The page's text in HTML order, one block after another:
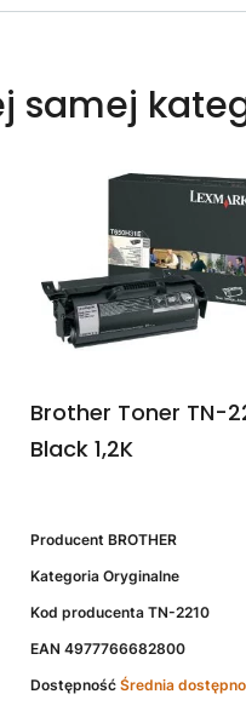
samej
Brother Toner TN-
Black 1,2K
Producent BROTHER
Kategoria Oryginalne
Kod producenta TN-2210
EAN 4977766682800
Dostępność Średnia